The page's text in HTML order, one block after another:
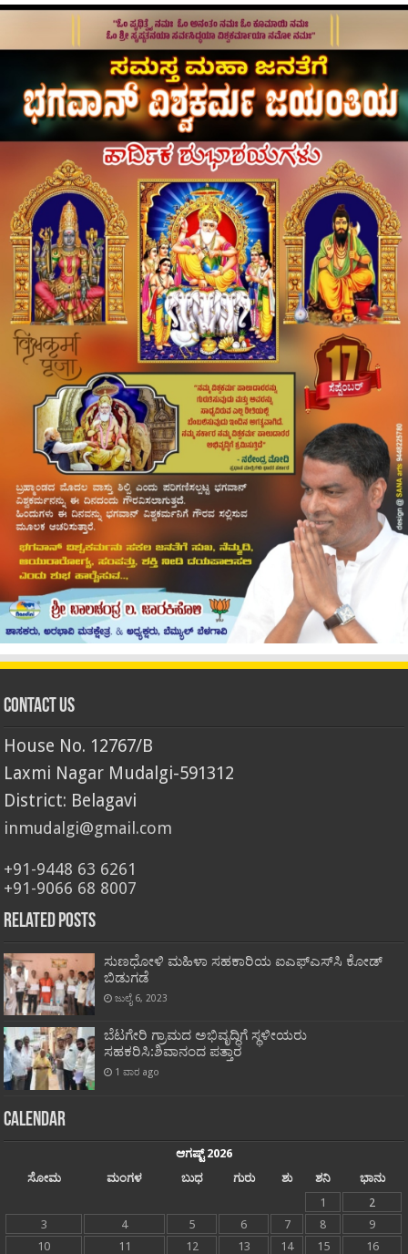
Contact Us
House No. 12767/B
Laxmi Nagar Mudalgi-591312
District: Belagavi
inmudalgi@gmail.com
+91-9448 63 6261
+91-9066 68 8007
Related Posts
ಸುಣಧೋಳಿ ಮಹಿಳಾ ಸಹಕಾರಿಯ ಐಎಫ್‍ಎಸ್‍ಸಿ ಕೋಡ್
ಬಿಡುಗಡೆ
ಜುಲೈ 6, 2023
ಬೆಟಗೇರಿ ಗ್ರಾಮದ ಅಭಿವೃದ್ಧಿಗೆ ಸ್ಥಳೀಯರು
ಸಹಕರಿಸಿ:ಶಿವಾನಂದ ಪತ್ತಾರ
1 ವಾರ ago
Calendar
ಆಗಷ್ಟ್ 2026
ಸೋಮ
ಮಂಗಳ ಬುಧ ಗುರು ಶು ಶನಿ
ಭಾನು
1
2
3
4 5 6 7 8
9
10
11 12 13 14 15 16